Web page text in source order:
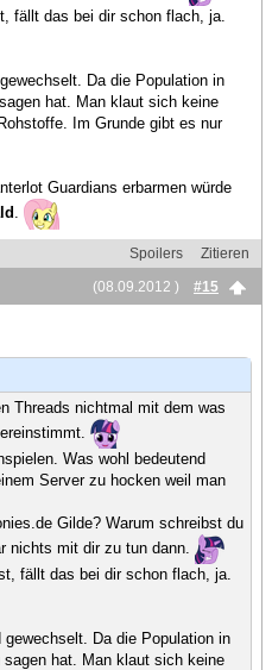
fällt das bei dir schon flach, ja.
Da die Population in
hat. Man klaut sich keine
Im Grunde gibt es nur
Guardians erbarmen würde
.
Spoilers
Zitieren
(08.09.2012 )
#15
Threads nichtmal mit dem was
Was wohl bedeutend
Server zu hocken weil man
Gilde? Warum schreibst du
nichts mit dir zu tun dann.
fällt das bei dir schon flach, ja.
Da die Population in
hat. Man klaut sich keine